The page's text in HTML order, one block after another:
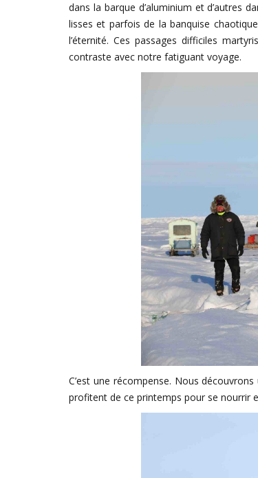
dans la barque d’aluminium et d’autres
lisses et parfois de la banquise
l’éternité. Ces passages difficiles
contraste avec notre fatiguant voyage.
C’est une récompense. Nous
profitent de ce printemps pour se nourrir